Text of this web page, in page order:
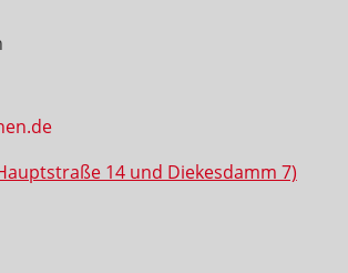
14 und Diekesdamm 7)